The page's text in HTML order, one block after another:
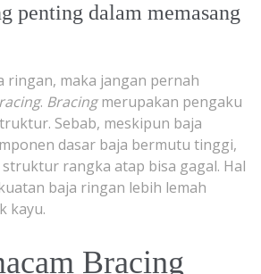
penting dalam memasang
ringan, maka jangan pernah
. Bracingmerupakan pengaku
Sebab, meskipun baja
dasar baja bermutu tinggi,
rangka atap bisa gagal. Hal
baja ringan lebih lemah
kayu.
Bracing